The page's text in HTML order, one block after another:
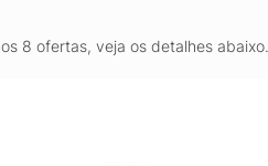
8 ofertas, veja os detalhes abaixo.